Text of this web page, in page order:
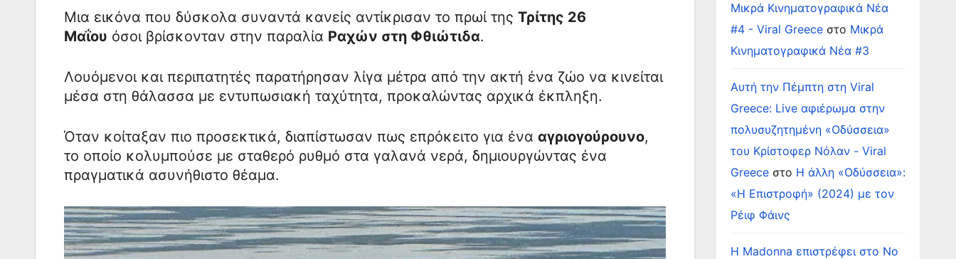
Μια εικόνα που δύσκολα συναντά κανείς αντίκρισαν το πρωί της Τρίτης 26
Μαΐου όσοι βρίσκονταν στην παραλία Ραχών στη Φθιώτιδα.
Λουόμενοι και περιπατητές παρατήρησαν λίγα μέτρα από την ακτή ένα ζώο να κινείται
μέσα στη θάλασσα με εντυπωσιακή ταχύτητα, προκαλώντας αρχικά έκπληξη.
Όταν κοίταξαν πιο προσεκτικά, διαπίστωσαν πως επρόκειτο για ένα αγριογούρουνο,
το οποίο κολυμπούσε με σταθερό ρυθμό στα γαλανά νερά, δημιουργώντας ένα
πραγματικά ασυνήθιστο θέαμα.
Μικρά Κινηματογραφικά Νέα
#4 - Viral Greeceστο Μικρά
Κινηματογραφικά Νέα #3
Αυτή την Πέμπτη στη Viral
Greece: Live αφιέρωμα στην
πολυσυζητημένη «Οδύσσεια»
του Κρίστοφερ Νόλαν - Viral
Greeceστο Η άλλη «Οδύσσεια»:
«Η Επιστροφή» (2024) με τον
Ρέιφ Φάινς
Η Madonna επιστρέφει στο Νο